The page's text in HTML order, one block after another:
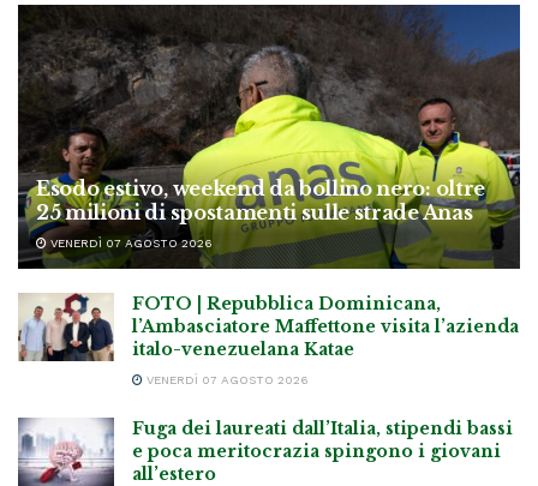
Esodo estivo, weekend da bollino nero: oltre
25 milioni di spostamenti sulle strade Anas
VENERDÌ 07 AGOSTO 2026
FOTO | Repubblica Dominicana,
l’Ambasciatore Maffettone visita l’azienda
italo-venezuelana Katae
VENERDÌ 07 AGOSTO 2026
Fuga dei laureati dall’Italia, stipendi bassi
e poca meritocrazia spingono i giovani
all’estero